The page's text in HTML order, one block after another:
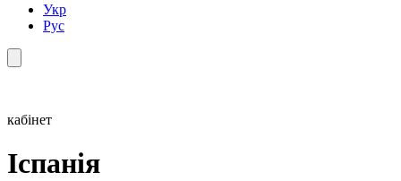
Укр
Рус
кабінет
Іспанія